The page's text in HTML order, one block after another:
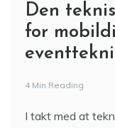
Den
for
4 Min Reading
I takt med at